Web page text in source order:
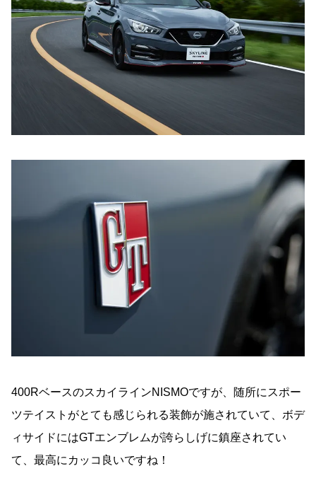
400RベースのスカイラインNISMOですが、随所にスポー
ツテイストがとても感じられる装飾が施されていて、ボデ
ィサイドにはGTエンブレムが誇らしげに鎮座されてい
て、最高にカッコ良いですね！